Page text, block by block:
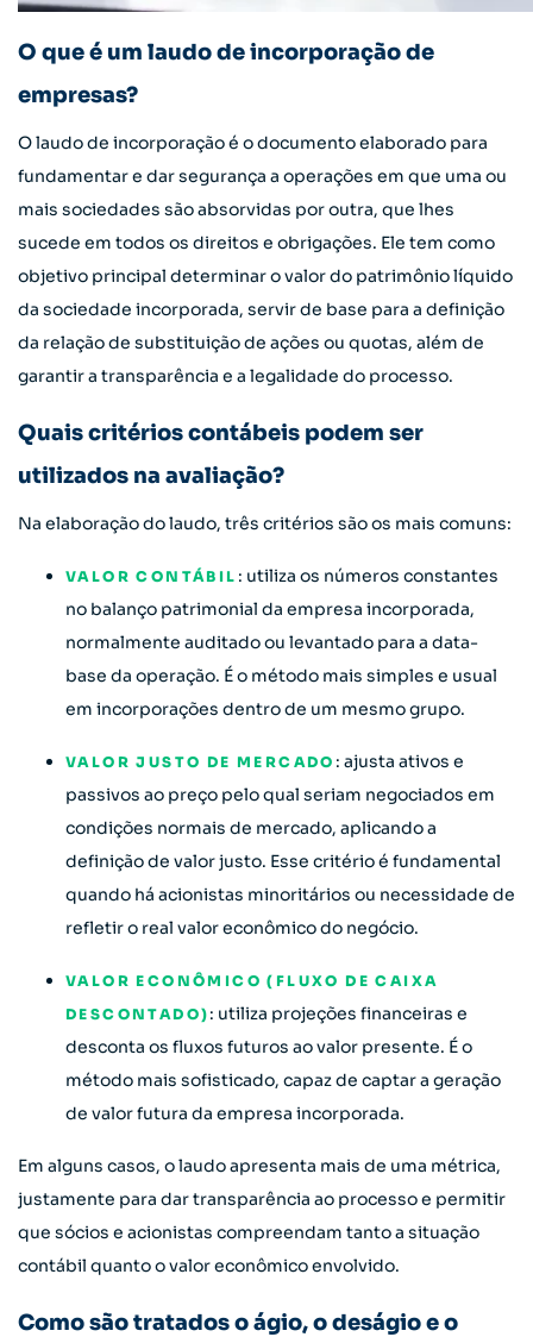
O que é um laudo de incorporação de
empresas?
O laudo de incorporação é o documento elaborado para
fundamentar e dar segurança a operações em que uma ou
mais sociedades são absorvidas por outra, que lhes
sucede em todos os direitos e obrigações. Ele tem como
objetivo principal determinar o valor do patrimônio líquido
da sociedade incorporada, servir de base para a definição
da relação de substituição de ações ou quotas, além de
garantir a transparência e a legalidade do processo.
Quais critérios contábeis podem ser
utilizados na avaliação?
Na elaboração do laudo, três critérios são os mais comuns:
VALOR CONTÁBIL : utiliza os números constantes
no balanço patrimonial da empresa incorporada,
normalmente auditado ou levantado para a data-
base da operação. É o método mais simples e usual
em incorporações dentro de um mesmo grupo.
VALOR JUSTO DE MERCADO : ajusta ativos e
passivos ao preço pelo qual seriam negociados em
condições normais de mercado, aplicando a
definição de valor justo. Esse critério é fundamental
quando há acionistas minoritários ou necessidade de
refletir o real valor econômico do negócio.
VALOR ECONÔMICO (FLUXO DE CAIXA
DESCONTADO) : utiliza projeções financeiras e
desconta os fluxos futuros ao valor presente. É o
método mais sofisticado, capaz de captar a geração
de valor futura da empresa incorporada.
Em alguns casos, o laudo apresenta mais de uma métrica,
justamente para dar transparência ao processo e permitir
que sócios e acionistas compreendam tanto a situação
contábil quanto o valor econômico envolvido.
Como são tratados o ágio, o deságio e o